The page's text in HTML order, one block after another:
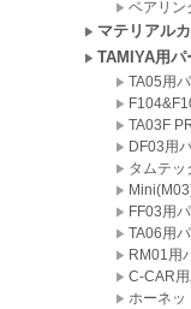
ベアリン
マテリアル
TAMIYA用パ
TA05用
TA03F
DF03用
タムテッ
FF03用
TA06用
RM01用
C-CAR
ホーネッ